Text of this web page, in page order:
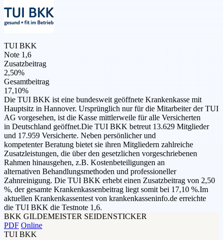
TUI BKK
Note 1,6
Zusatzbeitrag
2,50%
Gesamtbeitrag
17,10%
Die TUI BKK ist eine bundesweit geöffnete Krankenkasse mit
Hauptsitz in Hannover. Ursprünglich nur für die Mitarbeiter der TUI
AG vorgesehen, ist die Kasse mittlerweile für alle Versicherten
in Deutschland geöffnet.Die TUI BKK betreut 13.629 Mitglieder
und 17.959 Versicherte. Neben persönlicher und
kompetenter Beratung bietet sie ihren Mitgliedern zahlreiche
Zusatzleistungen, die über den gesetzlichen vorgeschriebenen
Rahmen hinausgehen, z.B. Kostenbeteiligungen an
alternativen Behandlungsmethoden und professioneller
Zahnreinigung. Die TUI BKK erhebt einen Zusatzbeitrag von 2,50
%, der gesamte Krankenkassenbeitrag liegt somit bei 17,10 %.Im
aktuellen Krankenkassentest von krankenkasseninfo.de erreichte
die TUI BKK die Testnote 1,6.
BKK GILDEMEISTER SEIDENSTICKER
PDF Online
TUI BKK